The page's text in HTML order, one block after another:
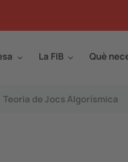
La FIB Què
Teoria de Jocs Algorísmica